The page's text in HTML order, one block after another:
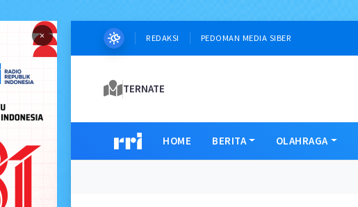
× REDAKSI PEDOMAN MEDIA SIBER
TERNATE
HOME BERITA OLAHRAGA